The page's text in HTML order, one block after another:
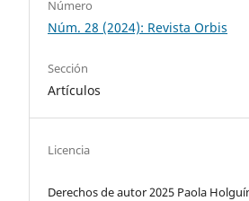
Número
Núm. 28 (2024): Revista Orbis
Sección
Artículos
Licencia
Derechos de autor 2025 Paola